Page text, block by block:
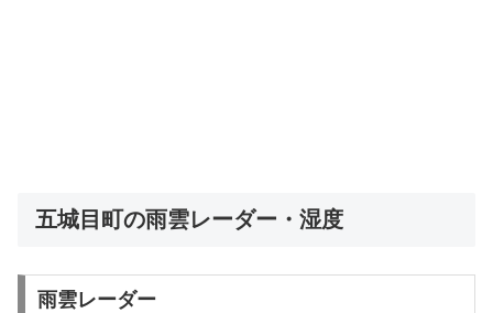
五城目町の雨雲レーダー・湿度
雨雲レーダー